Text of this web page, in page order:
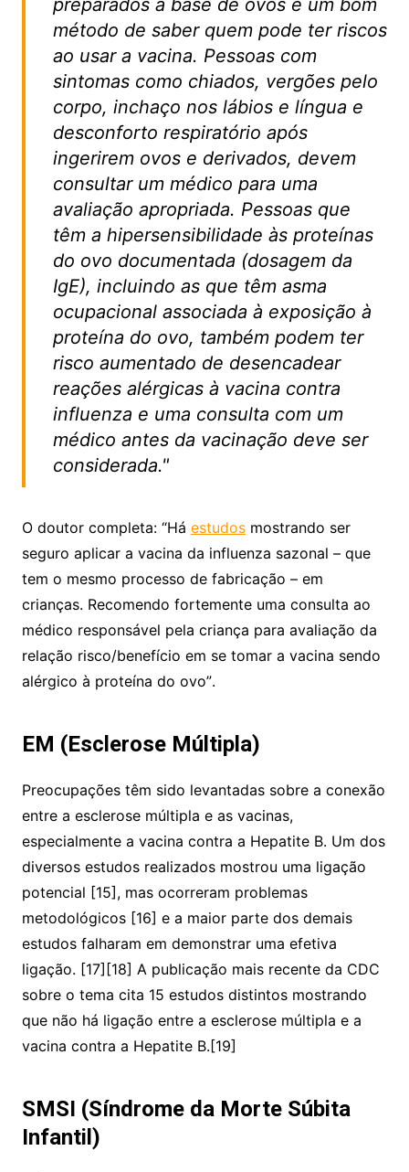
método de saber quem pode ter riscos
ao usar a vacina. Pessoas com
sintomas como chiados, vergões pelo
corpo, inchaço nos lábios e língua e
desconforto respiratório após
ingerirem ovos e derivados, devem
consultar um médico para uma
avaliação apropriada. Pessoas que
têm a hipersensibilidade às proteínas
do ovo documentada (dosagem da
IgE), incluindo as que têm asma
ocupacional associada à exposição à
proteína do ovo, também podem ter
risco aumentado de desencadear
reações alérgicas à vacina contra
influenza e uma consulta com um
médico antes da vacinação deve ser
considerada."
O doutor completa: “Há estudosmostrando ser
seguro aplicar a vacina da influenza sazonal – que
tem o mesmo processo de fabricação – em
crianças. Recomendo fortemente uma consulta ao
médico responsável pela criança para avaliação da
relação risco/benefício em se tomar a vacina sendo
alérgico à proteína do ovo”.
EM (Esclerose Múltipla)
Preocupações têm sido levantadas sobre a conexão
entre a esclerose múltipla e as vacinas,
especialmente a vacina contra a Hepatite B. Um dos
diversos estudos realizados mostrou uma ligação
potencial [15], mas ocorreram problemas
metodológicos [16] e a maior parte dos demais
estudos falharam em demonstrar uma efetiva
ligação. [17][18] A publicação mais recente da CDC
sobre o tema cita 15 estudos distintos mostrando
que não há ligação entre a esclerose múltipla e a
vacina contra a Hepatite B.[19]
SMSI (Síndrome da Morte Súbita
Infantil)